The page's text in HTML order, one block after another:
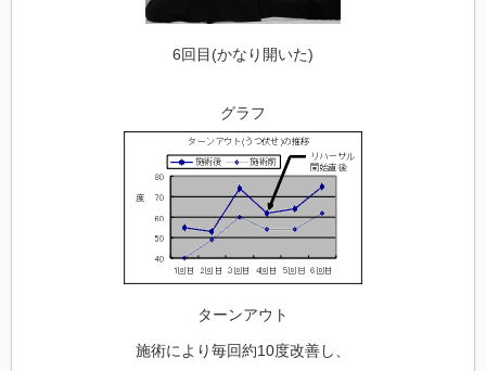
6回目(かなり開いた)
グラフ
ターンアウト
施術により毎回約10度改善し、